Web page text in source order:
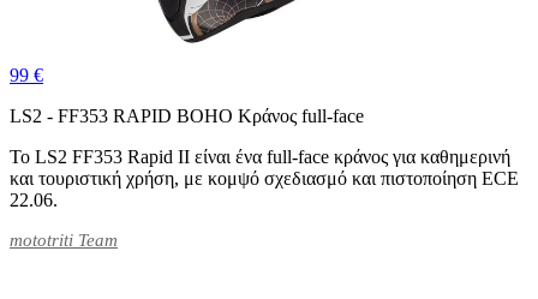
99 €
LS2 - FF353 RAPID BOHO Κράνος full-face
Το LS2 FF353 Rapid II είναι ένα full-face κράνος για καθημερινή
και τουριστική χρήση, με κομψό σχεδιασμό και πιστοποίηση ECE
22.06.
mototriti Team